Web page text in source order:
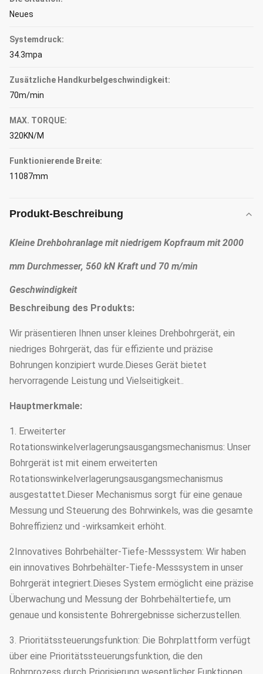
Neues
Systemdruck:
34.3mpa
Zusätzliche Handkurbelgeschwindigkeit:
70m/min
MAX. TORQUE:
320KN/M
Funktionierende Breite:
11087mm
Produkt-Beschreibung
Kleine Drehbohranlage mit niedrigem Kopfraum mit 2000
mm Durchmesser, 560 kN Kraft und 70 m/min
Geschwindigkeit
Beschreibung des Produkts:
Wir präsentieren Ihnen unser kleines Drehbohrgerät, ein
niedriges Bohrgerät, das für effiziente und präzise
Bohrungen konzipiert wurde.Dieses Gerät bietet
hervorragende Leistung und Vielseitigkeit..
Hauptmerkmale:
1. Erweiterter
Rotationswinkelverlagerungsausgangsmechanismus: Unser
Bohrgerät ist mit einem erweiterten
Rotationswinkelverlagerungsausgangsmechanismus
ausgestattet.Dieser Mechanismus sorgt für eine genaue
Messung und Steuerung des Bohrwinkels, was die gesamte
Bohreffizienz und -wirksamkeit erhöht.
2Innovatives Bohrbehälter-Tiefe-Messsystem: Wir haben
ein innovatives Bohrbehälter-Tiefe-Messsystem in unser
Bohrgerät integriert.Dieses System ermöglicht eine präzise
Überwachung und Messung der Bohrbehältertiefe, um
genaue und konsistente Bohrergebnisse sicherzustellen.
3. Prioritätssteuerungsfunktion: Die Bohrplattform verfügt
über eine Prioritätssteuerungsfunktion, die den